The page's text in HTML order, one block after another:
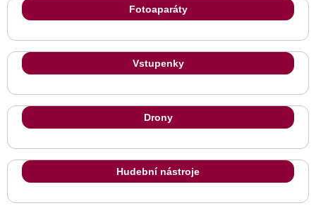
Fotoaparáty
Vstupenky
Drony
Hudební nástroje